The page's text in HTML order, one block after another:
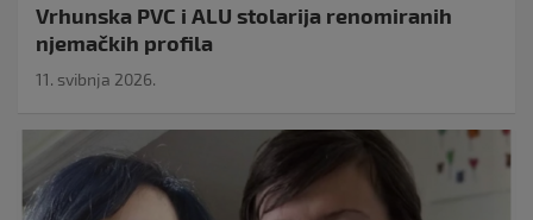
Vrhunska PVC i ALU stolarija renomiranih
njemačkih profila
11. svibnja 2026.